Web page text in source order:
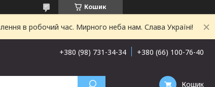
Кошик
в робочий час. Мирного неба нам. Слава Україні!
+380 (98) 731-34-34 +380 (66) 100-76-40
Кошик